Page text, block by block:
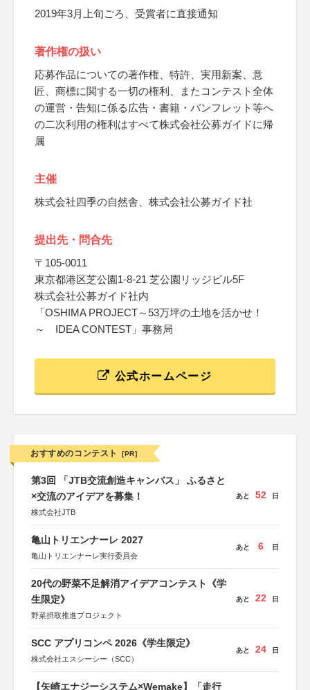
2019年3月上旬ごろ、受賞者に直接通知
著作権の扱い
応募作品についての著作権、特許、実用新案、意
匠、商標に関する一切の権利、またコンテスト全体
の運営・告知に係る広告・書籍・パンフレット等へ
の二次利用の権利はすべて株式会社公募ガイドに帰
属
主催
株式会社四季の自然舎、株式会社公募ガイド社
提出先・問合先
〒105-0011
東京都港区芝公園1-8-21 芝公園リッジビル5F
株式会社公募ガイド社内
「OSHIMA PROJECT～53万坪の土地を活かせ！
～ IDEA CONTEST」事務局
公式ホームページ
おすすめのコンテスト [PR]
第3回 「JTB交流創造キャンバス」 ふるさと
×交流のアイデアを募集！
株式会社JTB
あと 52 日
亀山トリエンナーレ 2027
亀山トリエンナーレ実行委員会
あと 6 日
20代の野菜不足解消アイデアコンテスト《学
生限定》
野菜摂取推進プロジェクト
あと 22 日
SCC アプリコンペ 2026《学生限定》
株式会社エスシーシー（SCC）
あと 24 日
【矢崎エナジーシステム×Wemake】「走行